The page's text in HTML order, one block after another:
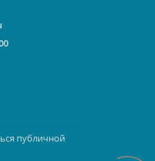
публичной